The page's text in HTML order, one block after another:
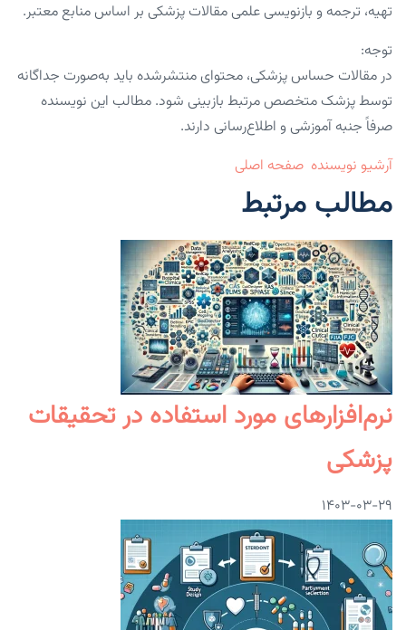
تهیه، ترجمه و بازنویسی علمی مقالات پزشکی بر اساس منابع معتبر.
توجه:
در مقالات حساس پزشکی، محتوای منتشرشده باید به‌صورت جداگانه
توسط پزشک متخصص مرتبط بازبینی شود. مطالب این نویسنده
صرفاً جنبه آموزشی و اطلاع‌رسانی دارند.
آرشیو نویسنده صفحه اصلی
مطالب مرتبط
نرم‌افزارهای مورد استفاده در تحقیقات
پزشکی
۱۴۰۳-۰۳-۲۹